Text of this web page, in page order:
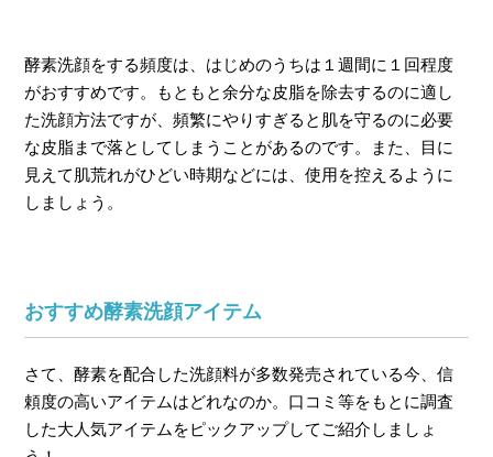
酵素洗顔をする頻度は、はじめのうちは１週間に１回程度
がおすすめです。もともと余分な皮脂を除去するのに適し
た洗顔方法ですが、頻繁にやりすぎると肌を守るのに必要
な皮脂まで落としてしまうことがあるのです。また、目に
見えて肌荒れがひどい時期などには、使用を控えるように
しましょう。
おすすめ酵素洗顔アイテム
さて、酵素を配合した洗顔料が多数発売されている今、信
頼度の高いアイテムはどれなのか。口コミ等をもとに調査
した大人気アイテムをピックアップしてご紹介しましょ